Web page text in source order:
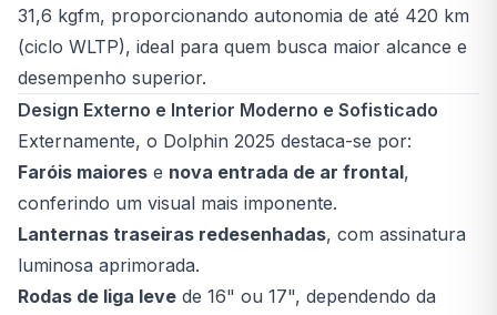
31,6 kgfm, proporcionando autonomia de até 420 km
(ciclo WLTP), ideal para quem busca maior alcance e
desempenho superior.
Design Externo e Interior Moderno e Sofisticado
Externamente, o Dolphin 2025 destaca-se por:
Faróis maiores e nova entrada de ar frontal,
conferindo um visual mais imponente.
Lanternas traseiras redesenhadas, com assinatura
luminosa aprimorada.
Rodas de liga leve de 16" ou 17", dependendo da